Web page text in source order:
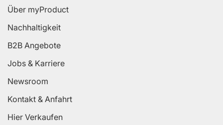
Über myProduct
Nachhaltigkeit
B2B Angebote
Jobs & Karriere
Newsroom
Kontakt & Anfahrt
Hier Verkaufen